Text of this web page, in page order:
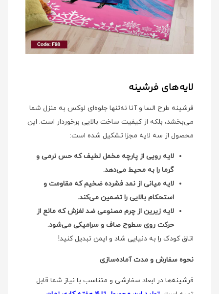
لایه‌های فرشینه
فرشینه طرح السا و آنا نه‌تنها جلوه‌ای لوکس به منزل شما
می‌بخشد، بلکه از کیفیت ساخت بالایی برخوردار است. این
محصول از سه لایه مجزا تشکیل شده است:
لایه رویی از پارچه مخمل لطیف که حس نرمی و
گرما را به محیط می‌دهد.
لایه میانی از نمد فشرده ضخیم که مقاومت و
استحکام بالایی را تضمین می‌کند.
لایه زیرین از چرم مصنوعی ضد لغزش که مانع از
حرکت روی سطوح صاف و سرامیکی می‌شود.
اتاق کودک را به دنیایی شاد و ایمن تبدیل کنید!
نحوه سفارش و مدت آماده‌سازی
فرشینه‌ها در ابعاد سفارشی و متناسب با نیاز شما قابل